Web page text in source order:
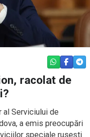
WHATSAPP
racolat de
al Serviciului de
a emis preocupări
speciale rusești